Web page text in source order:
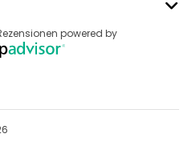
powered by